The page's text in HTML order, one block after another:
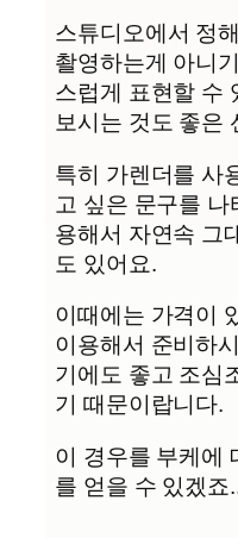
스튜디오에서 정
촬영하는게 아니
스럽게 표현할 수
보시는 것도 좋은
특히 가렌더를 사
고 싶은 문구를
용해서 자연속 그
도 있어요.
이때에는 가격이
이용해서 준비하
기에도 좋고 조심
기 때문이랍니다.
이 경우를 부케에
를 얻을 수 있겠죠